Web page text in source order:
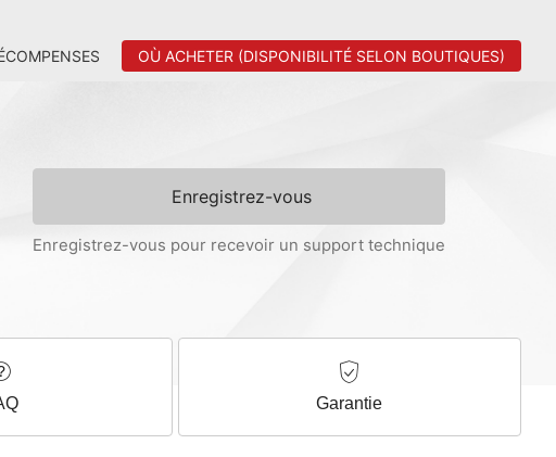
OÙ ACHETER (DISPONIBILITÉ SELON BOUTIQUES)
Enregistrez-vous
Enregistrez-vous pour recevoir un support technique
Garantie